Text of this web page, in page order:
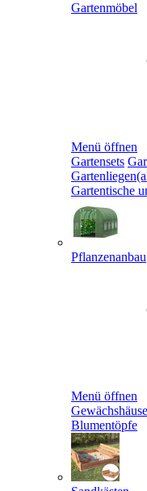
Gartenmöbel
Menü öffnen
Gartensets
Gartenliegen
Gartentische
Pflanzenanbau
Menü öffnen
Blumentöpfe